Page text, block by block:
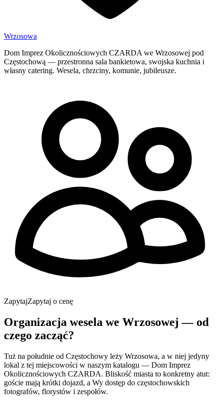
Wrzosowa
Dom Imprez Okolicznościowych CZARDA we Wrzosowej pod
Częstochową — przestronna sala bankietowa, swojska kuchnia i
własny catering. Wesela, chrzciny, komunie, jubileusze.
ZapytajZapytaj o cenę
Organizacja wesela we Wrzosowej — od
czego zacząć?
Tuż na południe od Częstochowy leży Wrzosowa, a w niej jedyny
lokal z tej miejscowości w naszym katalogu — Dom Imprez
Okolicznościowych CZARDA. Bliskość miasta to konkretny atut:
goście mają krótki dojazd, a Wy dostęp do częstochowskich
fotografów, florystów i zespołów.